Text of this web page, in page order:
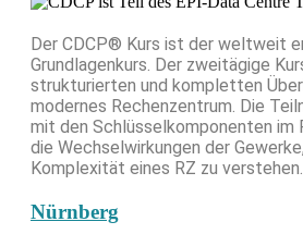
Der CDCP® Kurs ist der weltweit
Grundlagenkurs. Der zweitägige
strukturierten und kompletten
modernes Rechenzentrum. Die
mit den Schlüsselkomponenten im
die Wechselwirkungen der
Komplexität eines RZ zu verstehen.
Nürnberg